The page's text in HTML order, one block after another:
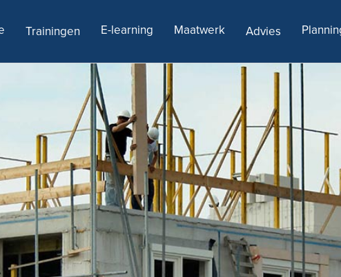
Trainingen E-learning Maatwerk Advies